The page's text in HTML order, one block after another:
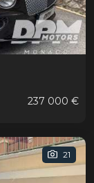
237 000 €
21